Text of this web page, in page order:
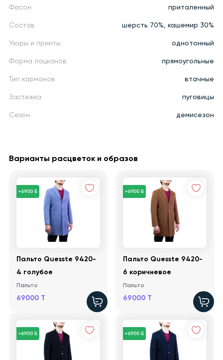
Фасон приталенный
Состав шерсть 70%, кашемир 30%
Узоры и принты однотонный
Форма лацканов прямоугольные
Тип карманов втачные
Застежка пуговицы
Сезон демисезон
Варианты расцветок и образов
+6900 Б
Пальто Quesste 9420-
4 голубое
Пальто
69000 T
+6900 Б
Пальто Quesste 9420-
6 коричневое
Пальто
69000 T
+6900 Б +6900 Б